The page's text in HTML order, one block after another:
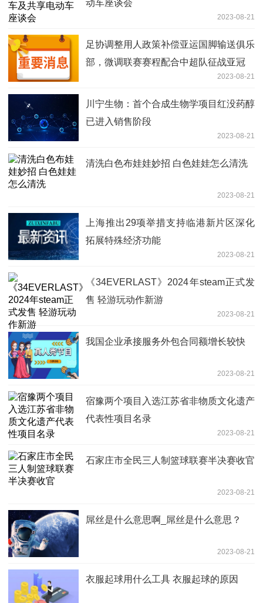
动车座谈会
2023-08-21
足协调整用人政策补偿亚运国脚输送俱乐
部，微调联赛赛程配合中超队征战亚冠
2023-08-21
川宁生物：首个合成生物学项目红没药醇
已进入销售阶段
2023-08-21
清洗白色布娃娃妙招 白色娃娃怎么清洗
2023-08-21
上海推出29项举措支持临港新片区深化
拓展特殊经济功能
2023-08-21
《34EVERLAST》2024年steam正式发
售 轻游玩动作新游
2023-08-21
我国企业承接服务外包合同额增长较快
2023-08-21
宿豫两个项目入选江苏省非物质文化遗产
代表性项目名录
2023-08-21
石家庄市全民三人制篮球联赛半决赛收官
2023-08-21
屌丝是什么意思啊_屌丝是什么意思？
2023-08-21
衣服起球用什么工具 衣服起球的原因